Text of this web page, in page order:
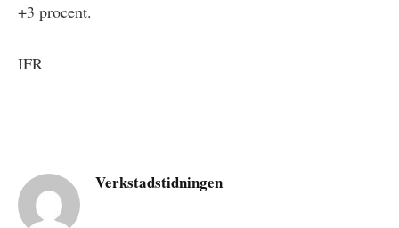
+3 procent.
IFR
Verkstadstidningen